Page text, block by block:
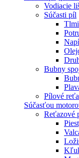
Vodiacie
Súčasti píl
Bubny
Pílové
Súčasťou
Reťazové